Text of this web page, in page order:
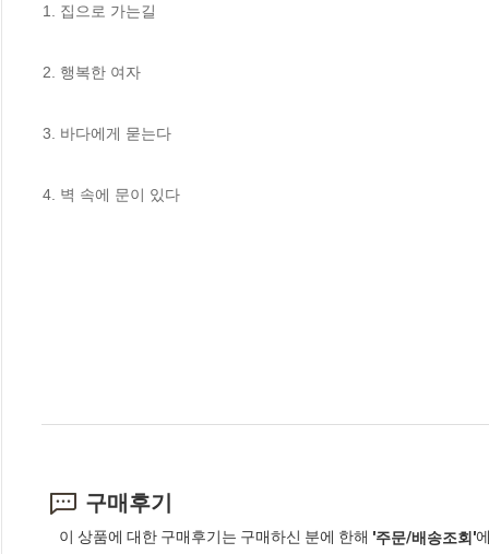
1. 집으로 가는길
2. 행복한 여자
3. 바다에게 묻는다
4. 벽 속에 문이 있다
구매후기
이 상품에 대한 구매후기는 구매하신 분에 한해 '주문/배송조회'